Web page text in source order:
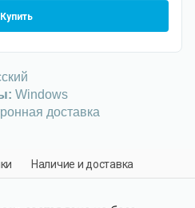
Купить
Windows
доставка
Наличие и доставка